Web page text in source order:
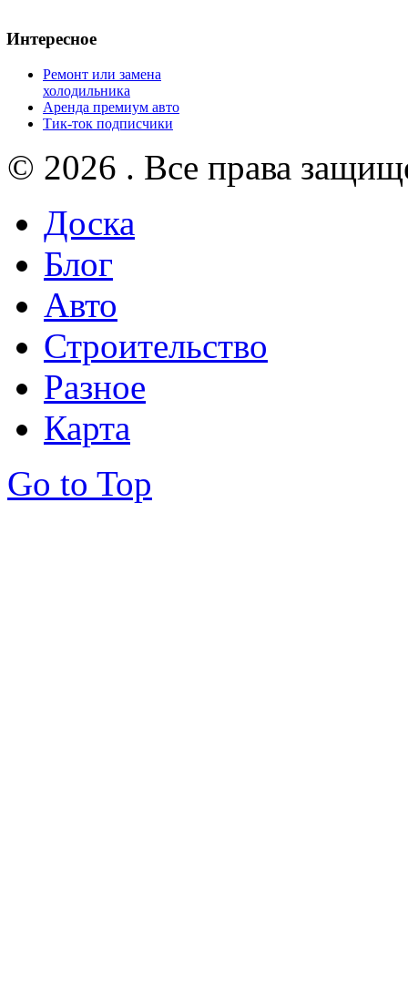
Интересное
Ремонт или замена
холодильника
Аренда премиум авто
Тик-ток подписчики
© 2026 . Все права
Доска
Блог
Авто
Строительство
Разное
Карта
Go to Top